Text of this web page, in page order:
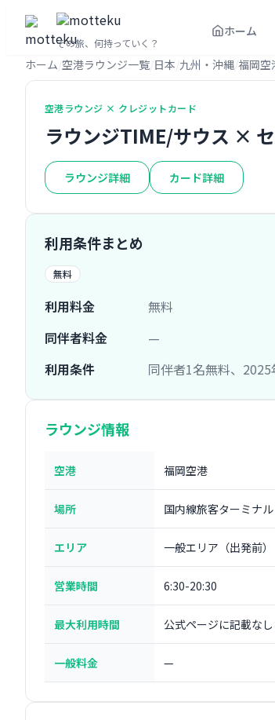
その旅、何持っていく？
ホーム
ホーム 空港ラウンジ一覧 日本 九州・沖縄 福岡空
空港ラウンジ × クレジットカード
ラウンジTIME/サウス ×
ラウンジ詳細 カード詳細
利用条件まとめ
無料
利用料金
無料
同伴者料金
—
利用条件
同伴者1名無料、
ラウンジ情報
空港 福岡空港
場所 国内線旅客ターミナ
エリア 一般エリア（出発前）
営業時間 6:30-20:30
最大利用時間 公式ページに記載なし
一般料金 —